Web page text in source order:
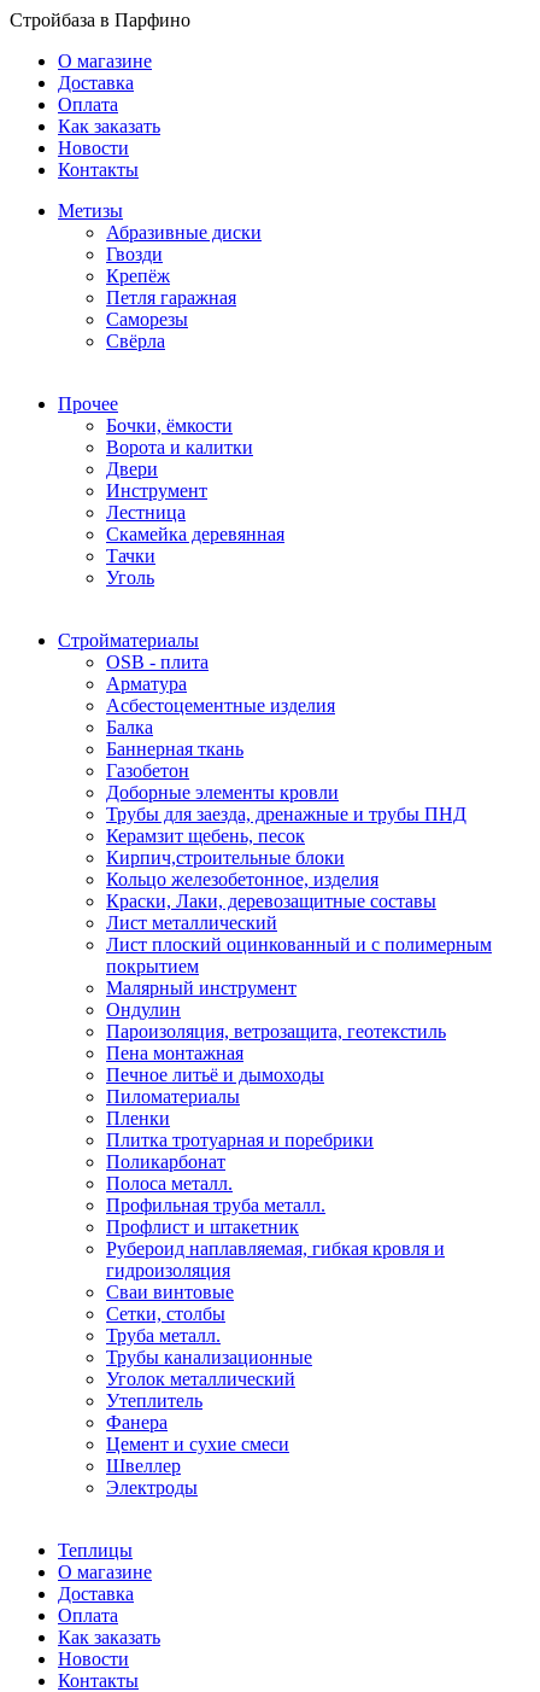
Стройбаза в Парфино
О магазине
Доставка
Оплата
Как заказать
Новости
Контакты
Метизы
Абразивные диски
Гвозди
Крепёж
Петля гаражная
Саморезы
Свёрла
Прочее
Бочки, ёмкости
Ворота и калитки
Двери
Инструмент
Лестница
Скамейка деревянная
Тачки
Уголь
Стройматериалы
OSB - плита
Арматура
Асбестоцементные изделия
Балка
Баннерная ткань
Газобетон
Доборные элементы кровли
Трубы для заезда, дренажные и трубы ПНД
Керамзит щебень, песок
Кирпич,строительные блоки
Кольцо железобетонное, изделия
Краски, Лаки, деревозащитные составы
Лист металлический
Лист плоский оцинкованный и с полимерным
покрытием
Малярный инструмент
Ондулин
Пароизоляция, ветрозащита, геотекстиль
Пена монтажная
Печное литьё и дымоходы
Пиломатериалы
Пленки
Плитка тротуарная и поребрики
Поликарбонат
Полоса металл.
Профильная труба металл.
Профлист и штакетник
Рубероид наплавляемая, гибкая кровля и
гидроизоляция
Сваи винтовые
Сетки, столбы
Труба металл.
Трубы канализационные
Уголок металлический
Утеплитель
Фанера
Цемент и сухие смеси
Швеллер
Электроды
Теплицы
О магазине
Доставка
Оплата
Как заказать
Новости
Контакты